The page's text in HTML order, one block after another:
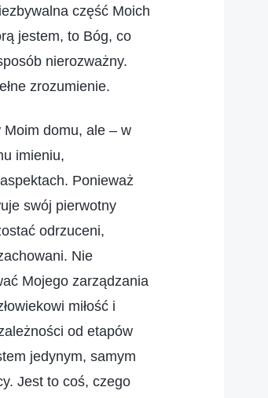
część Moich
jestem, to Bóg, co
nierozważny.
zrozumienie.
domu, ale – w
imieniu,
Ponieważ
swój pierwotny
odrzuceni,
Nie
Mojego zarządzania
miłość i
od etapów
jedynym, samym
Jest to coś, czego